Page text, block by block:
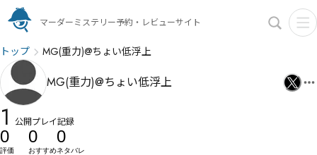
マーダーミステリー予約・レビューサイト
トップ MG(重力)@ちょい低浮上
MG(重力)@ちょい低浮上
1 公開プレイ記録
0
評価
0
おすすめ
0
ネタバレ